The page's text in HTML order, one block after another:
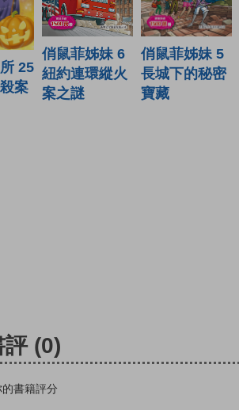
25
案
俏鼠菲姊妹 6
紐約連環縱火
案之謎
俏鼠菲姊妹 5
長城下的秘密
寶藏
評 (0)
書籍評分